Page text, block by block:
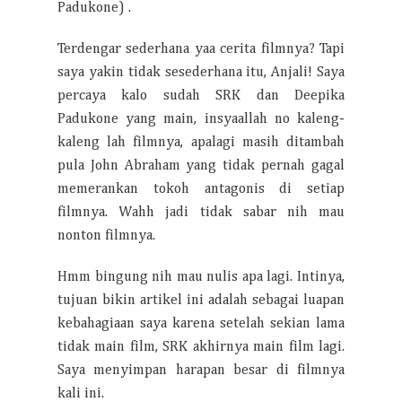
Padukone) .
Terdengar sederhana yaa cerita filmnya? Tapi
saya yakin tidak sesederhana itu, Anjali! Saya
percaya kalo sudah SRK dan Deepika
Padukone yang main, insyaallah no kaleng-
kaleng lah filmnya, apalagi masih ditambah
pula John Abraham yang tidak pernah gagal
memerankan tokoh antagonis di setiap
filmnya. Wahh jadi tidak sabar nih mau
nonton filmnya.
Hmm bingung nih mau nulis apa lagi. Intinya,
tujuan bikin artikel ini adalah sebagai luapan
kebahagiaan saya karena setelah sekian lama
tidak main film, SRK akhirnya main film lagi.
Saya menyimpan harapan besar di filmnya
kali ini.